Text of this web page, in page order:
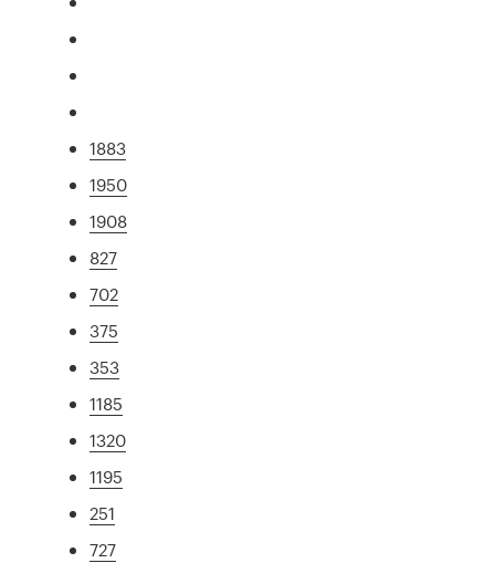
1883
1950
1908
827
702
375
353
1185
1320
1195
251
727